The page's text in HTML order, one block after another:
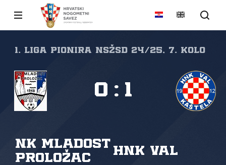
1. liga pionira NSŽSD 24/25, 7. kolo
NK Mladost
Proložac
HNK Val
0 : 1